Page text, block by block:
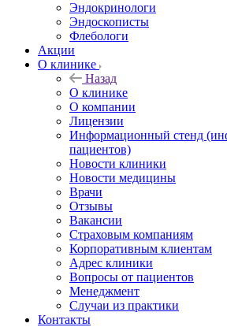
Эндокринологи
Эндоскописты
Флебологи
Акции
О клинике
Назад
О клинике
О компании
Лицензии
Информационный стенд
пациентов)
Новости клиники
Новости медицины
Врачи
Отзывы
Вакансии
Страховым компаниям
Корпоративным клиентам
Адрес клиники
Вопросы от пациентов
Менеджмент
Случаи из практики
Контакты